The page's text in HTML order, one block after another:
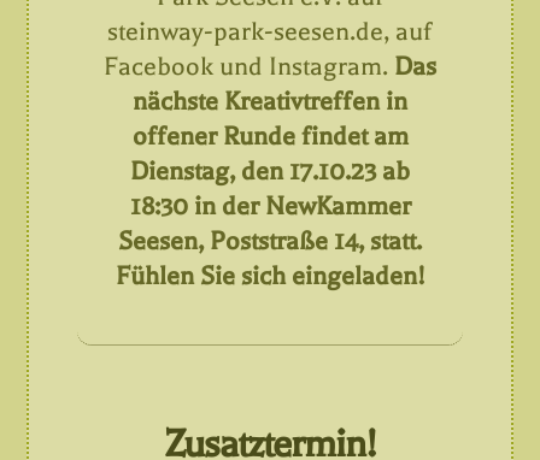
steinway-park-seesen.de, auf
Facebook und Instagram. Das
nächste Kreativtreffen in
offener Runde findet am
Dienstag, den 17.10.23 ab
18:30 in der NewKammer
Seesen, Poststraße 14, statt.
Fühlen Sie sich eingeladen!
Zusatztermin!